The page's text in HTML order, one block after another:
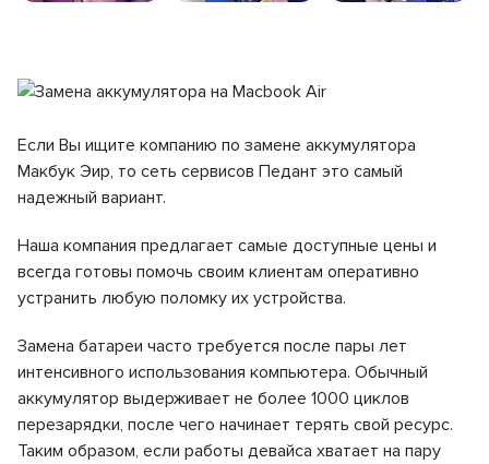
Если Вы ищите компанию по замене аккумулятора
Макбук Эир, то сеть сервисов Педант это самый
надежный вариант.
Наша компания предлагает самые доступные цены и
всегда готовы помочь своим клиентам оперативно
устранить любую поломку их устройства.
Замена батареи часто требуется после пары лет
интенсивного использования компьютера. Обычный
аккумулятор выдерживает не более 1000 циклов
перезарядки, после чего начинает терять свой ресурс.
Таким образом, если работы девайса хватает на пару